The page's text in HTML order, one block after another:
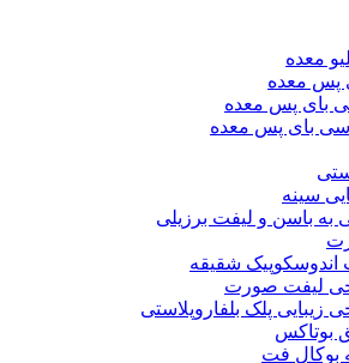
معده
پس معده
بای پس معده
بای پس معده
سینه
به باسن و لیفت برزیلی
اندوسکوپیک شقیقه
لیفت صورت
زیبایی پلک بلفاروپلاستی
بوتاکس
بوکال فت